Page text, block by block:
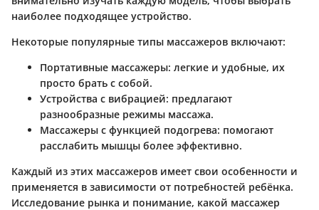
наиболее подходящее устройство.
Некоторые популярные типы массажеров включают:
Портативные массажеры: легкие и удобные, их
просто брать с собой.
Устройства с вибрацией: предлагают
разнообразные режимы массажа.
Массажеры с функцией подогрева: помогают
расслабить мышцы более эффективно.
Каждый из этих массажеров имеет свои особенности и
применяется в зависимости от потребностей ребёнка.
Исследование рынка и понимание, какой массажер